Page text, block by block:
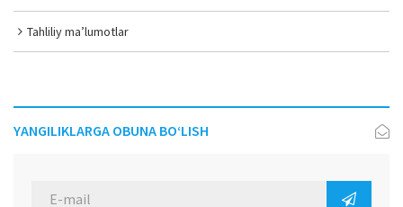
Tahliliy ma’lumotlar
YANGILIKLARGA OBUNA BO‘LISH